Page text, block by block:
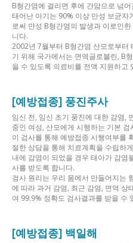
B형간염에 걸리면 후에 간암으로 넘
태어난 아기는 90% 이상 만성 보균자
로써 만성 B형간염의 발생과 이로인
니다.
2002년 7월부터 B형간염 산모로부터
기 위해 국가에서는 면역글로블린, B
을 수 있도록 의료비를 전액 지원하고
[예방접종] 풍진주사
임신 전, 임신 초기 풍진에 대한 감염,
중인 여성, 산모에게 시행하는 기본 검
이 검사를 통해 예방접종 시행여부를
절한 상담을 통해 치료계획을 수립하
내에 감염이 되었을 경우 태아가 감염
사를 받도록 합니다.
검사 원리는 우리 몸에서 만들어지는
에 따라 과거 감염, 최근 감염, 면역 상
여 99.9% 정확도 검사결과를 받을 수
[예방접종] 백일해